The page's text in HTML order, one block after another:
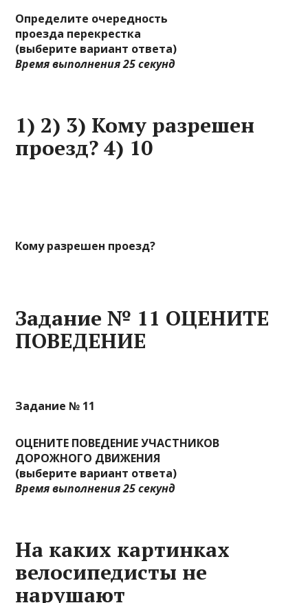
Определите очередность
проезда перекрестка
(выберите вариант ответа)
Время выполнения 25 секунд
1) 2) 3) Кому разрешен
проезд? 4) 10
Кому разрешен проезд?
Задание № 11 ОЦЕНИТЕ
ПОВЕДЕНИЕ
Задание № 11
ОЦЕНИТЕ ПОВЕДЕНИЕ УЧАСТНИКОВ
ДОРОЖНОГО ДВИЖЕНИЯ
(выберите вариант ответа)
Время выполнения 25 секунд
На каких картинках
велосипедисты не
нарушают